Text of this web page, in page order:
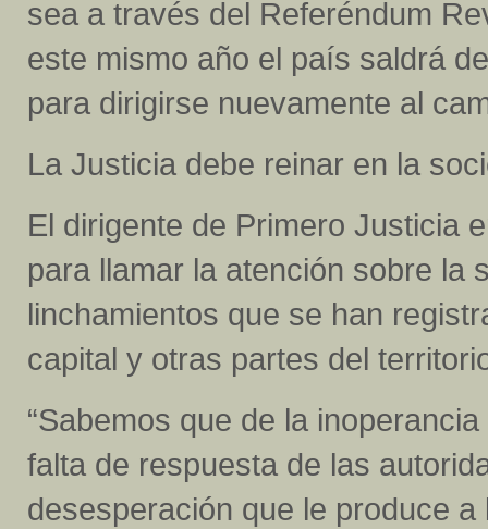
sea a través del Referéndum
este mismo año el país saldrá
para dirigirse nuevamente al
La Justicia debe reinar en la
El dirigente de Primero Justicia
para llamar la atención sobre la
linchamientos que se han
capital y otras partes del
“Sabemos que de la
falta de respuesta de las
desesperación que le produce